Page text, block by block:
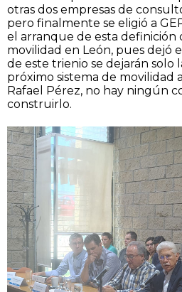
otras dos empresas de
pero finalmente se eligió a
el arranque de esta
movilidad en León, pues dejó
de este trienio se dejarán solo
próximo sistema de movilidad
Rafael Pérez, no hay ningún
construirlo.